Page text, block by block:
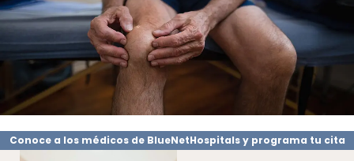
Conoce a los médicos de BlueNetHospitals y programa tu cita